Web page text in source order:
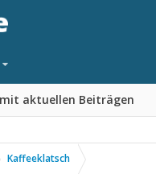
aktuellen Beiträgen
Kaffeeklatsch